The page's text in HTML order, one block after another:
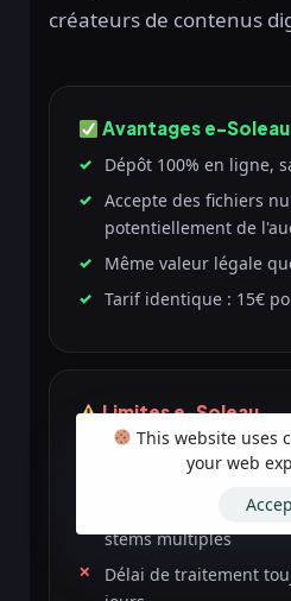
créateurs de contenus
Avantages e-Soleau
Dépôt 100% en ligne,
Accepte des fichiers
potentiellement de
Même valeur légale
Tarif identique : 15€
Limites e-Soleau
Plafond de 10 Mo —
fichier WAV haute
Pas adapté aux projets
stems multiples
Délai de traitement
This website uses
your web